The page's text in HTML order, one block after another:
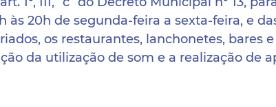
às 20h de segunda-feira a sexta-feira, e
os restaurantes, lanchonetes, bares
da utilização de som e a realização de